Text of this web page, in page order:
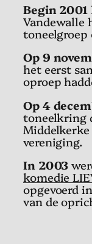
Begin 2001
Vandewalle
toneelgroep
Op9
het eerst
oproep
Op 4
toneelkring
vereniging.
In 2003
komedie
opgevoerd
van de